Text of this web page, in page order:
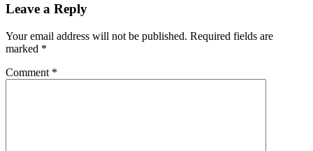
Leave a Reply
Your email address will not be published. Required fields are
marked *
Comment *